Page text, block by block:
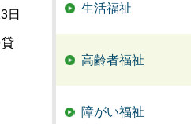
日
生活福祉
高齢者福祉
障がい福祉